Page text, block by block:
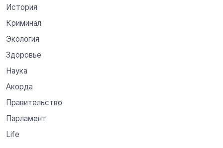
История
Криминал
Экология
Здоровье
Наука
Акорда
Правительство
Парламент
Life